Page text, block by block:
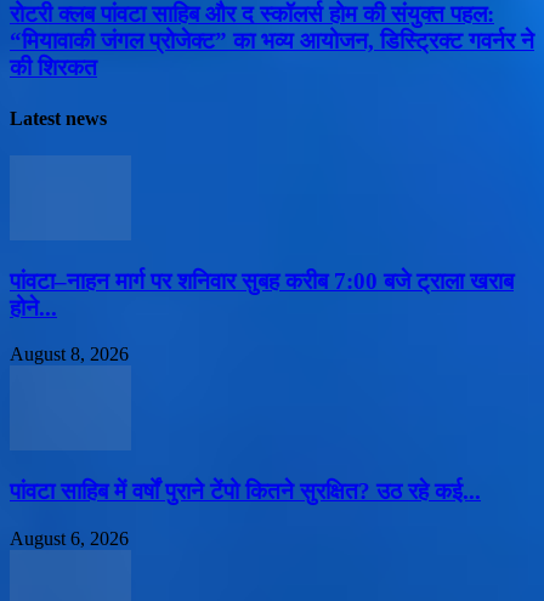
​रोटरी क्लब पांवटा साहिब और द स्कॉलर्स होम की संयुक्त पहल:
“मियावाकी जंगल प्रोजेक्ट” का भव्य आयोजन, डिस्ट्रिक्ट गवर्नर ने
की शिरकत
Latest news
पांवटा–नाहन मार्ग पर शनिवार सुबह करीब 7:00 बजे ट्राला खराब
होने...
August 8, 2026
पांवटा साहिब में वर्षों पुराने टेंपो कितने सुरक्षित? उठ रहे कई...
August 6, 2026